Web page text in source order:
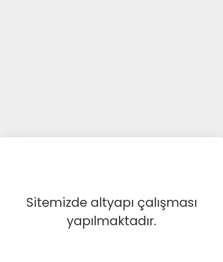
Sitemizde altyapı çalışması
yapılmaktadır.